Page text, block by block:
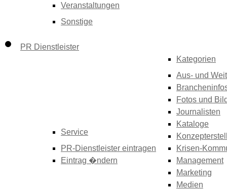
Veranstaltungen
Sonstige
PR Dienstleister
Service
PR-Dienstleister eintragen
Eintrag �ndern
Kategorien
Aus- und
Fotos und
Journalisten
Kataloge
Krisen-
Management
Marketing
Medien